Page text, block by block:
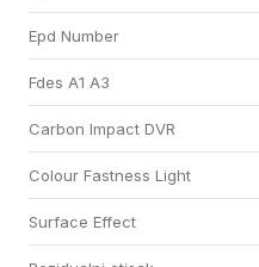
Epd Number
Fdes A1 A3
Carbon Impact DVR
Colour Fastness Light
Surface Effect